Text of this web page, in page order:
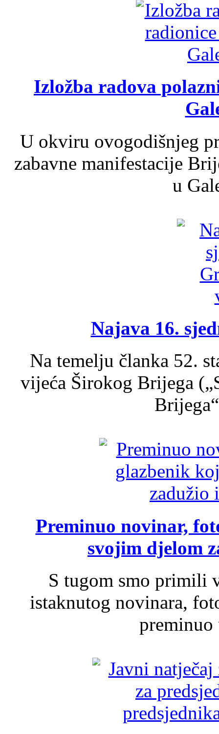
Izložba radova
U okviru ovogodišnjeg
zabavne manifestacije
u
Najava 16.
Na temelju članka 52.
vijeća Širokog Brijega
Preminuo novinar,
svojim djelom
S tugom smo primili
istaknutog novinara,